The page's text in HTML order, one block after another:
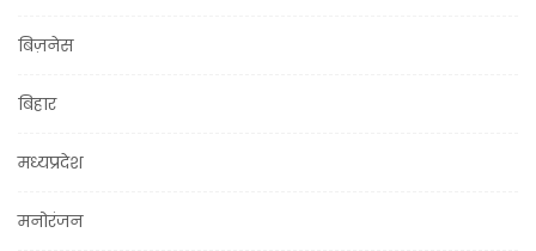
बिज़नेस
बिहार
मध्यप्रदेश
मनोरंजन